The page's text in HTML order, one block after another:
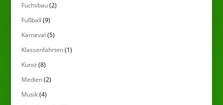
Fuchsbau(2)
Fußball (9)
Karneval (5)
Klassenfahrten(1)
Kunst(8)
Medien(2)
Musik(4)